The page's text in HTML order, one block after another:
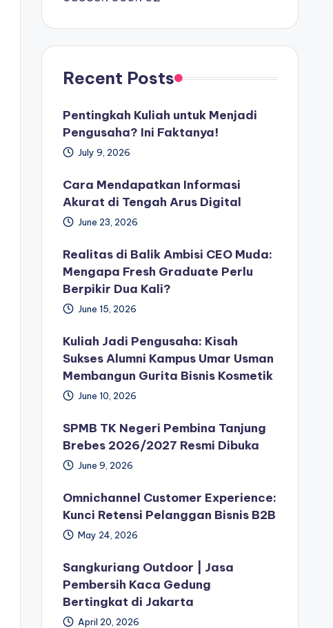
Recent Posts
Pentingkah Kuliah untuk Menjadi
Pengusaha? Ini Faktanya!
July 9, 2026
Cara Mendapatkan Informasi
Akurat di Tengah Arus Digital
June 23, 2026
Realitas di Balik Ambisi CEO Muda:
Mengapa Fresh Graduate Perlu
Berpikir Dua Kali?
June 15, 2026
Kuliah Jadi Pengusaha: Kisah
Sukses Alumni Kampus Umar Usman
Membangun Gurita Bisnis Kosmetik
June 10, 2026
SPMB TK Negeri Pembina Tanjung
Brebes 2026/2027 Resmi Dibuka
June 9, 2026
Omnichannel Customer Experience:
Kunci Retensi Pelanggan Bisnis B2B
May 24, 2026
Sangkuriang Outdoor | Jasa
Pembersih Kaca Gedung
Bertingkat di Jakarta
April 20, 2026